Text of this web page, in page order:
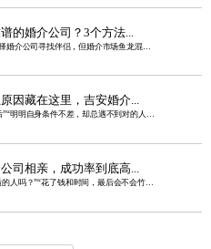
的婚介公司？3个方法...
在吉安，越来越多单身人士选择婚介公司寻找伴侣，但婚介市场鱼龙混杂，虚假宣传、婚托......
因藏在这里，吉安婚介...
“相亲30次，没一次能走到最后”“明明自身条件不差，却总遇不到对的人”“每次聊两......
司相亲，成功率到底高...
“找婚介相亲，真的能找到合适的人吗？”“花了钱和时间，最后会不会竹篮打水一场空？......